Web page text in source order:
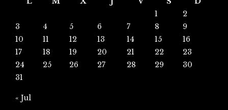
1
2
3
4 5 6 7 8
9
10
11 12 13 14 15
16
17
18 19 20 21 22
23
24
25 26 27 28 29
30
31
« Jul